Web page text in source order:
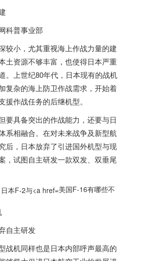
科普事业部
较小，尤其重视海上作战力量的建
土资源不够丰富，也使得日本严重
。上世纪80年代，日本现有的战机
复杂的海上防卫作战需求，开始着
援作战任务的后继机型。
要具备突出的作战能力，还要与日
系相融合。在对未来战争及新型航
后，日本放弃了引进国外机型与现
，试图自主研发一款双发、双垂尾
美国F-16有哪些不
自主研发
战机同样也是日本内部呼声最高的